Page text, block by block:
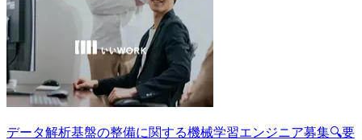
データ解析基盤の整備に関する機械学習エンジニア募集🔍要